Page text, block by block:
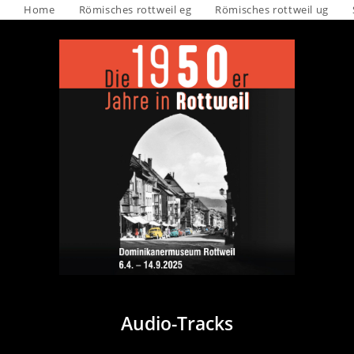
Home Römisches rottweil eg Römisches rottweil ug
Audio-Tracks